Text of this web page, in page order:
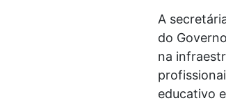
A
do
na
educativo